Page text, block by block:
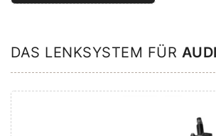
DAS LENKSYSTEM FÜR